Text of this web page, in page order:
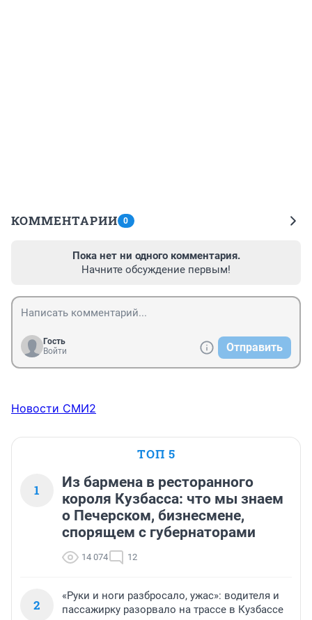
КОММЕНТАРИИ 0
Пока нет ни одного комментария.
Начните обсуждение первым!
Гость
Войти
Отправить
Новости СМИ2
ТОП 5
1
Из бармена в ресторанного
короля Кузбасса: что мы знаем
о Печерском, бизнесмене,
спорящем с губернаторами
14 074 12
2
«Руки и ноги разбросало, ужас»: водителя и
пассажирку разорвало на трассе в Кузбассе